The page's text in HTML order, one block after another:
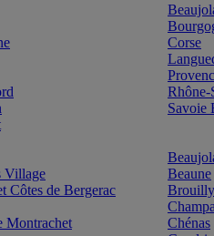
Corse
Rhône-
Savoie
Village
Beaune
Côtes de Bergerac
Brouilly
Montrachet
Chénas